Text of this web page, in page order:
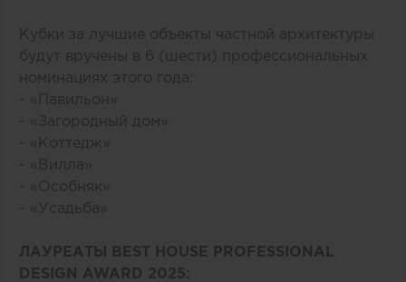
Кубки за лучшие объекты частной архитектуры
будут вручены в 6 (шести) профессиональных
номинациях этого года:
- «Павильон»
- «Загородный дом»
- «Коттедж»
- «Вилла»
- «Особняк»
- «Усадьба»
ЛАУРЕАТЫ BEST HOUSE PROFESSIONAL
DESIGN AWARD 2025: